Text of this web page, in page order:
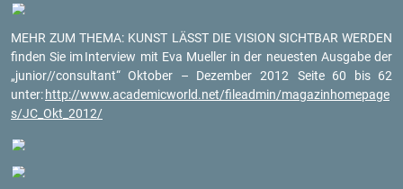
MEHR ZUM THEMA: KUNST LÄSST DIE VI­SI­ON SICHT­BAR WER­DEN
fin­den Sie imIn­ter­view mit Eva Mu­el­ler in der neu­es­ten Aus­ga­be der
„ju­ni­or//con­sul­tant“ Ok­to­ber – De­zem­ber 2012
Seite 60 bis 62
unter: http://​www.​aca​demi​cwor​ld.​net/​fileadmin/​mag​azin​home​page​
s/​JC_​Okt_​2012/